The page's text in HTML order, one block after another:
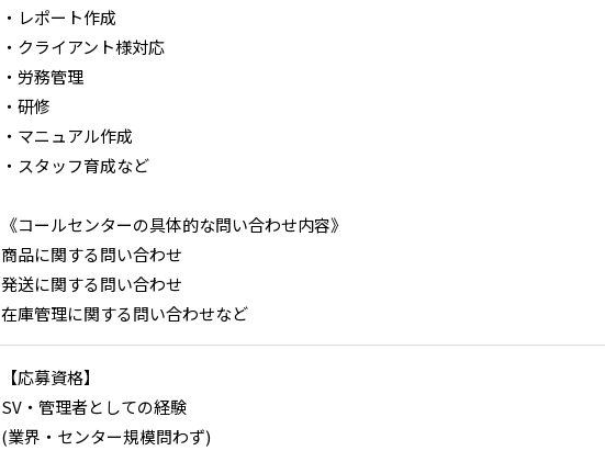
・レポート作成
・クライアント様対応
・労務管理
・研修
・マニュアル作成
・スタッフ育成など
《コールセンターの具体的な問い合わせ内容》
商品に関する問い合わせ
発送に関する問い合わせ
在庫管理に関する問い合わせなど
【応募資格】
SV・管理者としての経験
(業界・センター規模問わず)